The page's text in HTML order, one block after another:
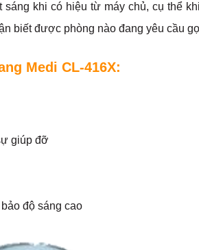
khi có hiệu từ máy chủ, cụ thể
biết được phòng nào đang yêu cầu
Medi CL-416X:
giúp đỡ
độ sáng cao